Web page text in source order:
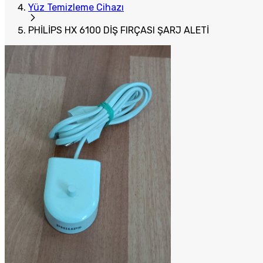
Yüz Temizleme Cihazı
PHİLİPS HX 6100 DİŞ FIRÇASI ŞARJ ALETİ